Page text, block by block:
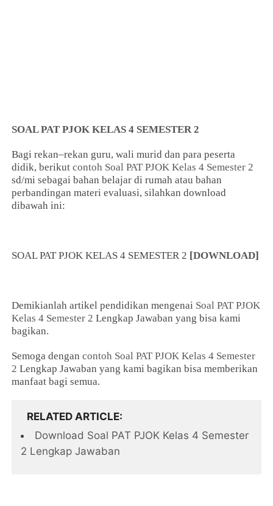
SOAL PAT PJOK KELAS 4 SEMESTER 2
Bagi rekan–rekan guru, wali murid dan para peserta
didik, berikutcontoh Soal PAT PJOK Kelas 4 Semester 2
sd/mi sebagai bahan belajar di rumah atau bahan
perbandingan materi evaluasi, silahkan download
dibawah ini:
SOAL PAT PJOK KELAS 4 SEMESTER 2 [DOWNLOAD]
Demikianlah artikel pendidikan mengenai Soal PAT PJOK
Kelas 4 Semester 2 Lengkap Jawaban yang bisa kami
bagikan.
Semoga dengancontoh Soal PAT PJOK Kelas 4 Semester
2 Lengkap Jawaban yang kami bagikan bisa memberikan
manfaat bagi semua.
RELATED ARTICLE
Download Soal PAT PJOK Kelas 4 Semester
2 Lengkap Jawaban